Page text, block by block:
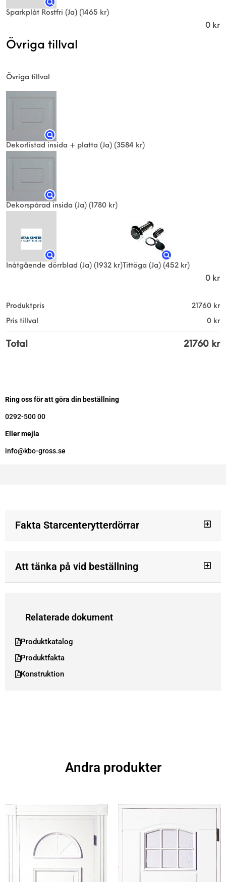
Sparkplåt Rostfri (Ja) (1465 kr)
0 kr
Övriga tillval
Övriga tillval
Dekorlistad insida + platta (Ja) (3584 kr)
Dekorspårad insida (Ja) (1780 kr)
Inåtgående dörrblad (Ja) (1932 kr) Tittöga (Ja) (452 kr)
0 kr
Produktpris 21760 kr
Pris tillval
0 kr
Total 21760 kr
Ring oss för att göra din beställning
0292-500 00
Eller mejla
info@kbo-gross.se
Fakta Starcenterytterdörrar
Att tänka på vid beställning
Relaterade dokument
Produktkatalog
Produktfakta
Konstruktion
Andra produkter